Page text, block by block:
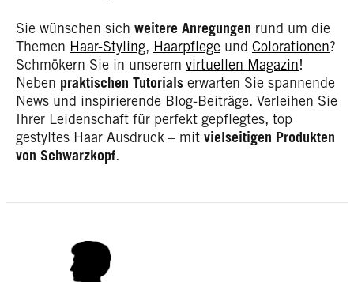
Sie wünschen sich weitere Anregungen rund um die
Themen Haar-Styling, Haarpflege und Colorationen?
Schmökern Sie in unserem virtuellen Magazin!
Neben praktischen Tutorials erwarten Sie spannende
News und inspirierende Blog-Beiträge. Verleihen Sie
Ihrer Leidenschaft für perfekt gepflegtes, top
gestyltes Haar Ausdruck – mit vielseitigen Produkten
von Schwarzkopf.